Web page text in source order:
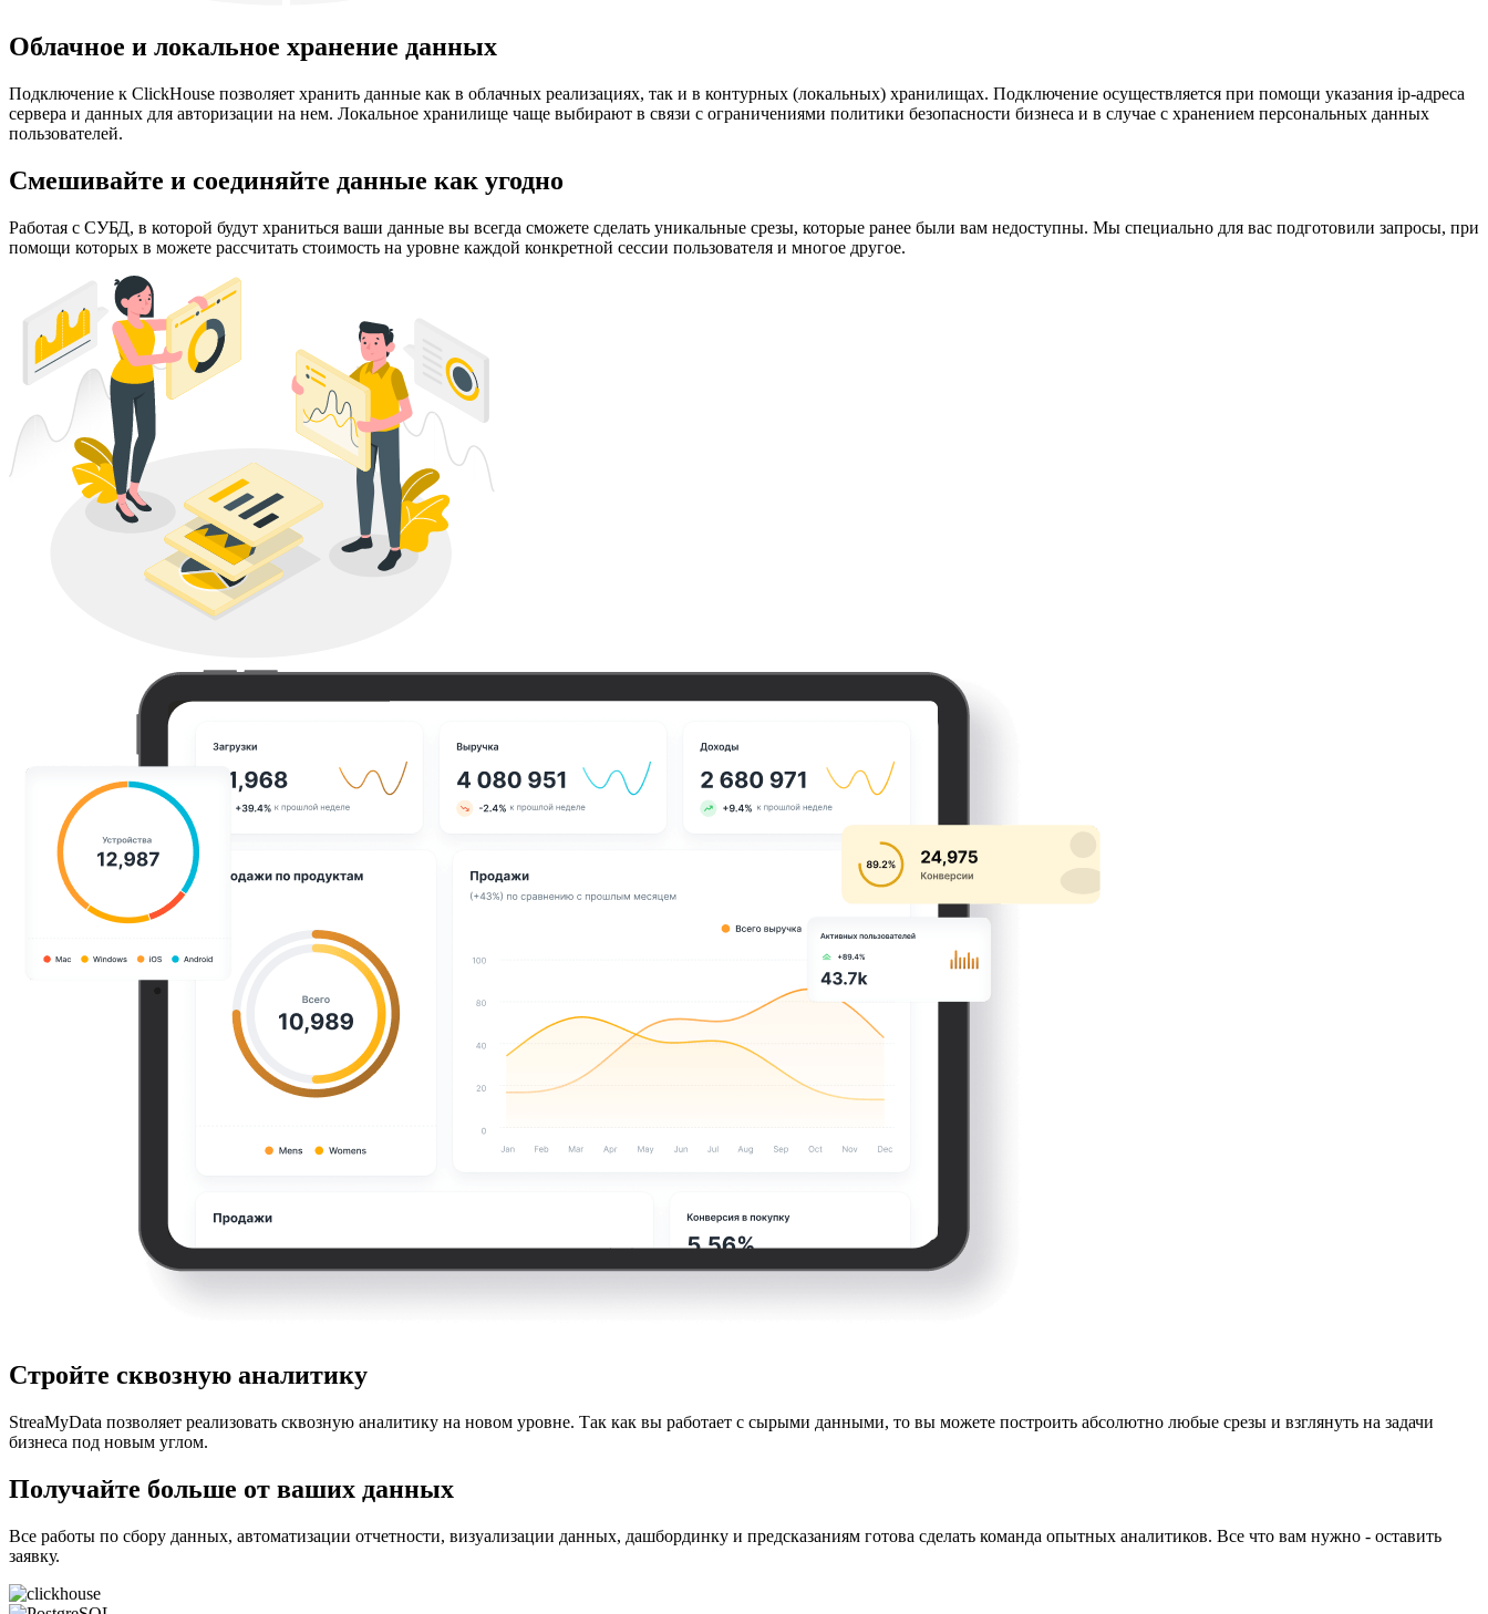
Облачное и локальное хранение данных
Подключение к ClickHouse позволяет хранить данные как в облачных реализациях, так и в контурных (локальных) хранилищах. Подключение осуществляется при помощи указания ip-адреса
сервера и данных для авторизации на нем. Локальное хранилище чаще выбирают в связи с ограничениями политики безопасности бизнеса и в случае с хранением персональных данных
пользователей.
Смешивайте и соединяйте данные как угодно
Работая с СУБД, в которой будут храниться ваши данные вы всегда сможете сделать уникальные срезы, которые ранее были вам недоступны. Мы специально для вас подготовили запросы, при
помощи которых в можете рассчитать стоимость на уровне каждой конкретной сессии пользователя и многое другое.
Стройте сквозную аналитику
StreaMyData позволяет реализовать сквозную аналитику на новом уровне. Так как вы работает с сырыми данными, то вы можете построить абсолютно любые срезы и взглянуть на задачи
бизнеса под новым углом.
Получайте больше от ваших данных
Все работы по сбору данных, автоматизации отчетности, визуализации данных, дашбординку и предсказаниям готова сделать команда опытных аналитиков. Все что вам нужно - оставить
заявку.